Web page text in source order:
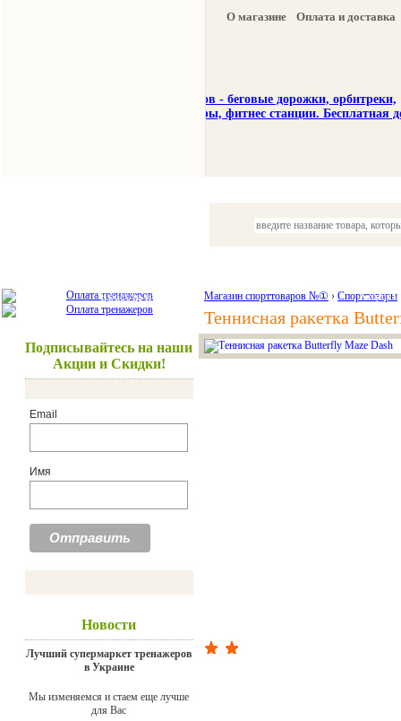
О магазине Оплата и доставка
Красота и здоровье Акции и
Подписывайтесь на наши
Акции и Скидки!
Email
Имя
Новости
Лучший супермаркет тренажеров
в Украине
Мы изменяемся и стаем еще лучше
для Вас
Магазин спорттоваров №① › Спорттовары
Теннисная ракетка